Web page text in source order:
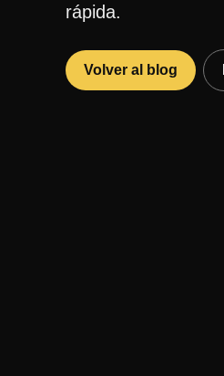
rápida.
Volver al blog